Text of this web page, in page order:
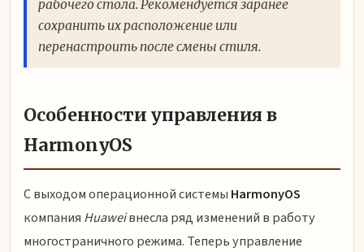
рабочего стола. Рекомендуется заранее
сохранить их расположение или
перенастроить после смены стиля.
Особенности управления в
HarmonyOS
С выходом операционной системы HarmonyOS
компания Huaweiвнесла ряд изменений в работу
многостраничного режима. Теперь управление